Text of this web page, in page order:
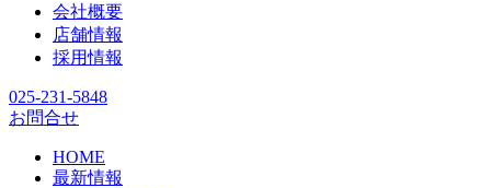
会社概要
店舗情報
採用情報
025-231-5848
お問合せ
HOME
最新情報